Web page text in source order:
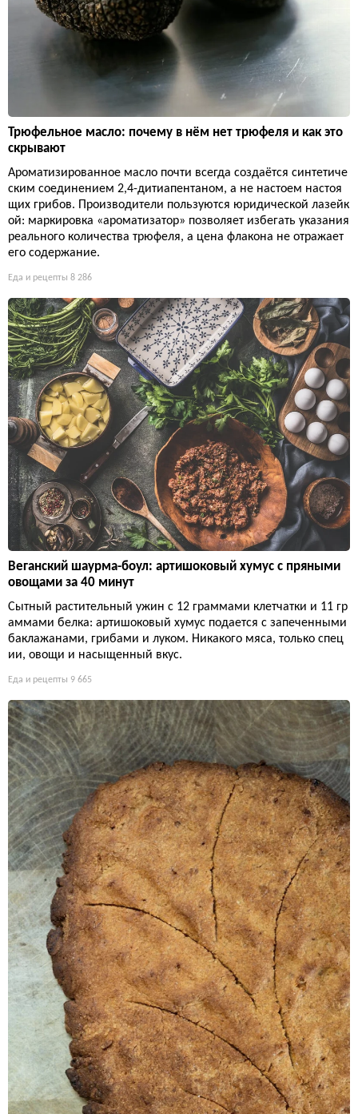
Трюфельное масло: почему в нём нет трюфеля и как это
скрывают
Ароматизированное масло почти всегда создаётся синтетиче
ским соединением 2,4-дитиапентаном, а не настоем настоя
щих грибов. Производители пользуются юридической лазейк
ой: маркировка «ароматизатор» позволяет избегать указания
реального количества трюфеля, а цена флакона не отражает
его содержание.
Еда и рецепты 8 286
Веганский шаурма-боул: артишоковый хумус с пряными
овощами за 40 минут
Сытный растительный ужин с 12 граммами клетчатки и 11 гр
аммами белка: артишоковый хумус подается с запеченными
баклажанами, грибами и луком. Никакого мяса, только спец
ии, овощи и насыщенный вкус.
Еда и рецепты 9 665